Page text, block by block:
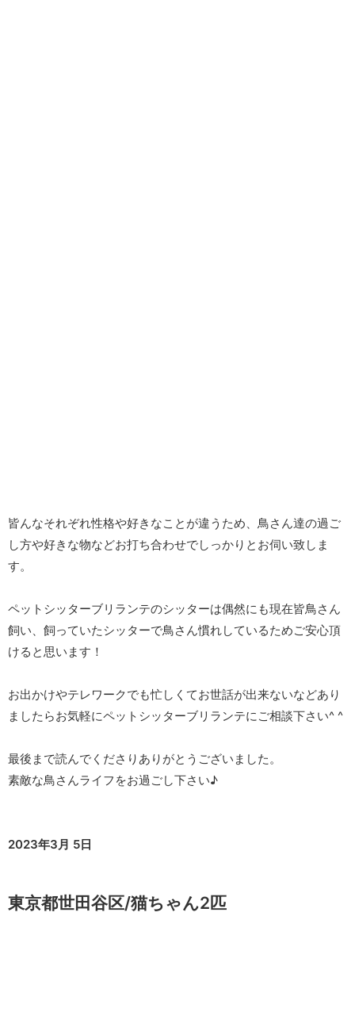
皆んなそれぞれ性格や好きなことが違うため、鳥さん達の過ご
し方や好きな物などお打ち合わせでしっかりとお伺い致しま
す。
ペットシッターブリランテのシッターは偶然にも現在皆鳥さん
飼い、飼っていたシッターで鳥さん慣れしているためご安心頂
けると思います！
お出かけやテレワークでも忙しくてお世話が出来ないなどあり
ましたらお気軽にペットシッターブリランテにご相談下さい^ ^
最後まで読んでくださりありがとうございました。
素敵な鳥さんライフをお過ごし下さい♪
2023年3月 5日
東京都世田谷区/猫ちゃん2匹